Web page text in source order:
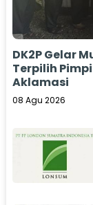
DK2P Gelar
Terpilih
Aklamasi
08 Agu 2026